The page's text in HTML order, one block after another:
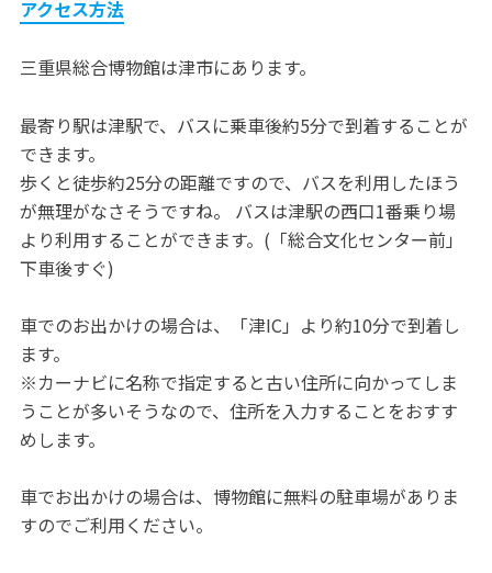
アクセス方法
三重県総合博物館は津市にあります。
最寄り駅は津駅で、バスに乗車後約5分で到着することが
できます。
歩くと徒歩約25分の距離ですので、バスを利用したほう
が無理がなさそうですね。 バスは津駅の西口1番乗り場
より利用することができます。(「総合文化センター前」
下車後すぐ)
車でのお出かけの場合は、「津IC」より約10分で到着し
ます。
※カーナビに名称で指定すると古い住所に向かってしま
うことが多いそうなので、住所を入力することをおすす
めします。
車でお出かけの場合は、博物館に無料の駐車場がありま
すのでご利用ください。